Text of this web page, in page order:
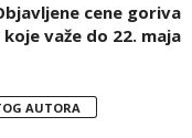
cene goriva
koje važe do 22. maja
AUTORA